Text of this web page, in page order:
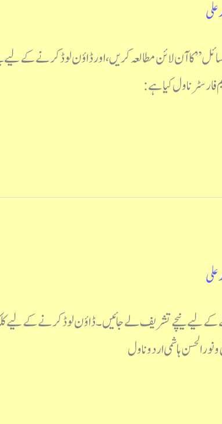
کا آن لائن مطالعہ کریں، اور ڈاؤن لوڈ کرنے کے
کے لیے نیچے تشریف لے جائیں۔ ڈاؤن لوڈ کرنے کے لیے